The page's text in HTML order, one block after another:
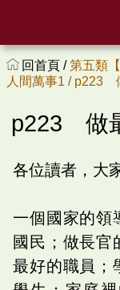
回首頁 /第五類
人間萬事1 / p223
p223 做
各位讀者，大
一個國家的領
國民；做長官
最好的職員；